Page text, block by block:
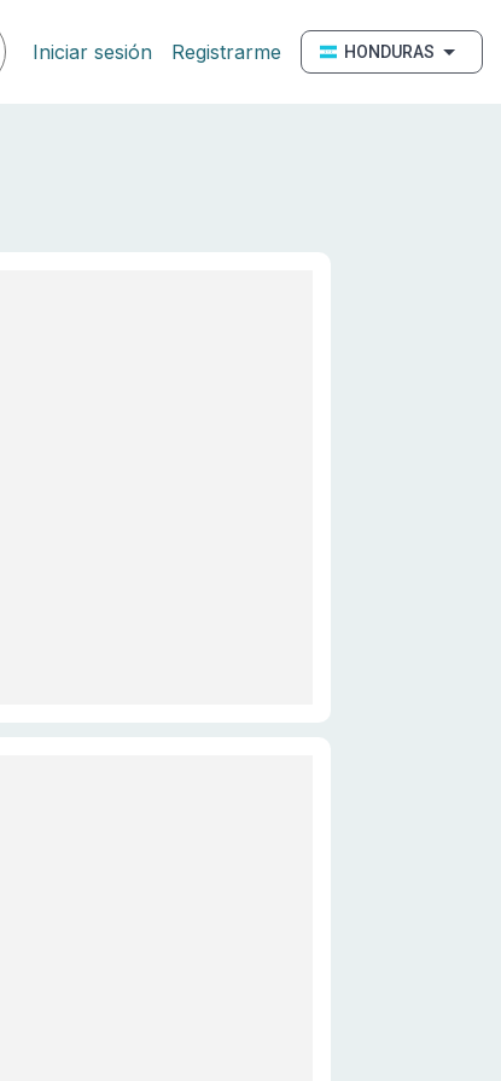
Iniciar sesión Registrarme HONDURAS